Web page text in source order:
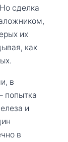
сделка
их
как
в
попытка
и
в